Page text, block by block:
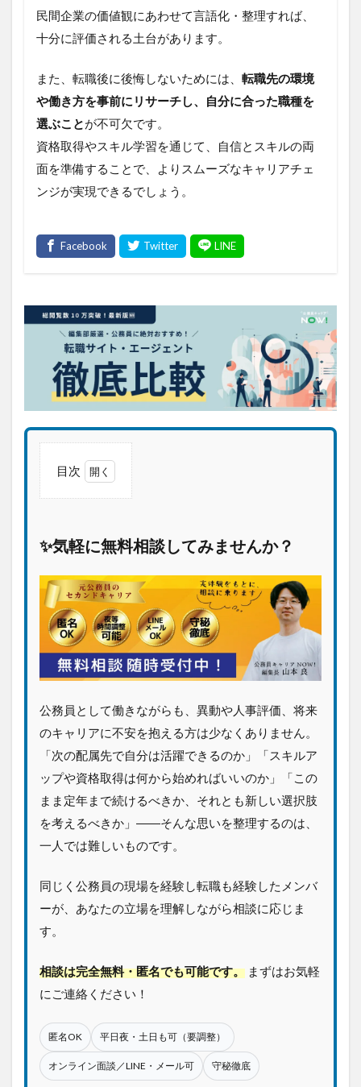
民間企業の価値観にあわせて言語化・整理すれば、
十分に評価される土台があります。
また、転職後に後悔しないためには、 転職先の環境
や働き方を事前にリサーチし、自分に合った職種を
選ぶことが不可欠です。
資格取得やスキル学習を通じて、自信とスキルの両
面を準備することで、よりスムーズなキャリアチェ
ンジが実現できるでしょう。
目次
無料
相談
みま
せん
か？
2
編
集
プ
フ
ィ
ル
✨気軽に無料相談してみませんか？
公務員として働きながらも、異動や人事評価、将来
のキャリアに不安を抱える方は少なくありません。
「次の配属先で自分は活躍できるのか」「スキルア
ップや資格取得は何から始めればいいのか」「この
まま定年まで続けるべきか、それとも新しい選択肢
を考えるべきか」――そんな思いを整理するのは、
一人では難しいものです。
同じく公務員の現場を経験し転職も経験したメンバ
ーが、あなたの立場を理解しながら相談に応じま
す。
相談は完全無料・匿名でも可能です。 まずはお気軽
にご連絡ください！
匿名OK 平日夜・土日も可（要調整）
オンライン面談／LINE・メール可 守秘徹底